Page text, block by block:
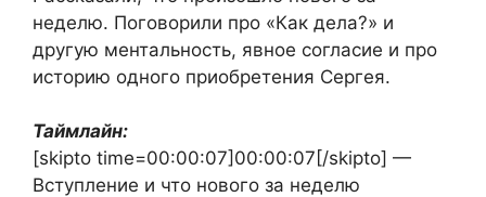
неделю. Поговорили про «Как дела?» и
другую ментальность, явное согласие и про
историю одного приобретения Сергея.
Таймлайн:
[skipto time=00:00:07]00:00:07[/skipto] —
Вступление и что нового за неделю